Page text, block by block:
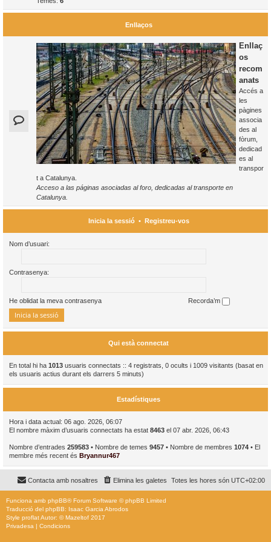
Enllaços
Enllaç
os
recom
anats
Accés a
les
pàgines
associa
des al
fòrum,
dedicad
es al
transpor
t a Catalunya.
Acceso a las páginas asociadas al foro, dedicadas al transporte en
Catalunya.
Inicia la sessió• Registreu-vos
Nom d’usuari:
Contrasenya:
He oblidat la meva contrasenya Recorda’m
Qui està connectat
En total hi ha 1013 usuaris connectats :: 4 registrats, 0 ocults i 1009 visitants (basat en
els usuaris actius durant els darrers 5 minuts)
Estadístiques
Hora i data actual: 06 ago. 2026, 06:07
El nombre màxim d’usuaris connectats ha estat 8463 el 07 abr. 2026, 06:43
Nombre d’entrades 259583 • Nombre de temes 9457 • Nombre de membres 1074 • El
membre més recent és Bryannur467
Totes les hores són UTC+02:00
Elimina les galetes
Contacta amb nosaltres
Funciona amb phpBB® Forum Software © phpBB Limited
Traducció del phpBB: Isaac Garcia Abrodos
Style proflatAutor: ©Mazeltof 2017
Privadesa | Condicions